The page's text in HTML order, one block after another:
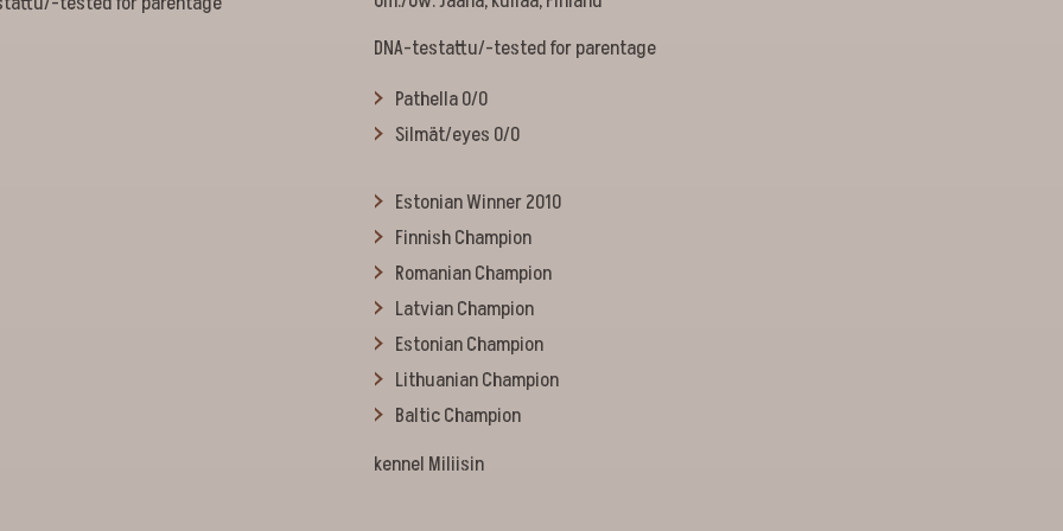
DNA-testattu/-tested for parentage
Pathella 0/0
Silmät/eyes 0/0
Estonian Winner 2010
Finnish Champion
Romanian Champion
Latvian Champion
Estonian Champion
Lithuanian Champion
Baltic Champion
kennel Miliisin